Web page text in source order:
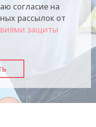
согласие на
рассылок от
защиты